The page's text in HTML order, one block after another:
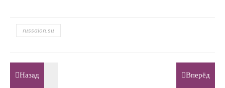
russalon.su
Назад Вперёд